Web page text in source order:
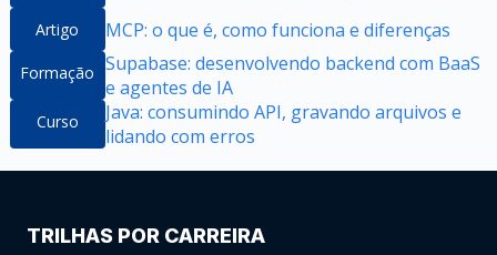
Artigo MCP: o que é, como funciona e diferenças
Formação Supabase: desenvolvendo backend com BaaS
e agentes de IA
Curso
Java: consumindo API, gravando arquivos e
lidando com erros
TRILHAS POR CARREIRA